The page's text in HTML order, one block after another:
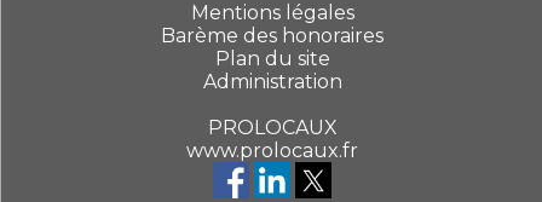
Mentions légales
Barème des honoraires
Plan du site
Administration
PROLOCAUX
www.prolocaux.fr